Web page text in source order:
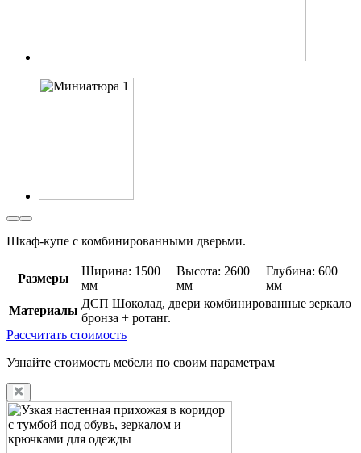
Шкаф-купе с комбинированными дверьми.
Размеры
Ширина: 1500
мм
Высота: 2600
мм
Глубина: 600
мм
Материалы
ДСП Шоколад, двери комбинированные зеркало
бронза + ротанг.
Рассчитать стоимость
Узнайте стоимость мебели по своим параметрам